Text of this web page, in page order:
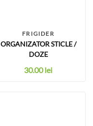
FRIGIDER
ORGANIZATOR STICLE /
DOZE
30.00lei